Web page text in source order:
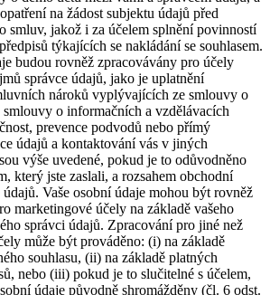
na žádost subjektu údajů před
smluv, jakož i za účelem splnění povinností
týkajících se nakládání se souhlasem.
budou rovněž zpracovávány pro účely
správce údajů, jako je uplatnění
nároků vyplývajících ze smlouvy o
smlouvy o informačních a vzdělávacích
prevence podvodů nebo přímý
údajů a kontaktování vás v jiných
výše uvedené, pokud je to odůvodněno
který jste zaslali, a rozsahem obchodní
Vaše osobní údaje mohou být rovněž
marketingové účely na základě vašeho
správci údajů. Zpracování pro jiné než
může být prováděno: (i) na základě
souhlasu, (ii) na základě platných
nebo (iii) pokud je to slučitelné s účelem,
údaje původně shromážděny (čl. 6 odst.